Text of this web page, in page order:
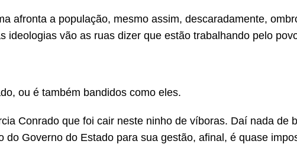
afronta a população, mesmo assim, descaradamente,
ideologias vão as ruas dizer que estão trabalhando pelo
ou é também bandidos como eles.
Conrado que foi cair neste ninho de víboras. Daí nada de
Governo do Estado para sua gestão, afinal, é quase